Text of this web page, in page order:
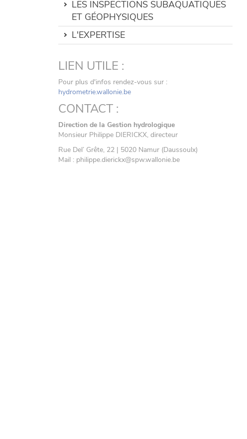
LES INSPECTIONS SUBAQUATIQUES
ET GÉOPHYSIQUES
L'EXPERTISE
LIEN UTILE :
Pour plus d'infos rendez-vous sur :
hydrometrie.wallonie.be
CONTACT :
Direction de la Gestion hydrologique
Monsieur Philippe DIERICKX, directeur
Rue Del’ Grête, 22 | 5020 Namur (Daussoulx)
Mail : philippe.dierickx@spw.wallonie.be